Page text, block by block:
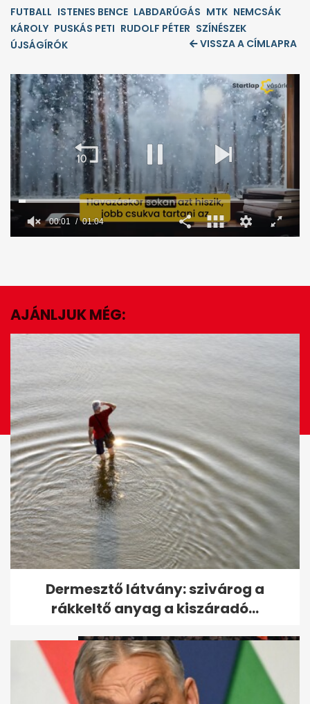
FUTBALL ISTENES BENCE LABDARÚGÁS MTK NEMCSÁK
KÁROLY PUSKÁS PETI RUDOLF PÉTER SZÍNÉSZEK
ÚJSÁGÍRÓK
VISSZA A CÍMLAPRA
minute,
seconds
EZ IS ÉRDEKELHET
Szalai Ádám: "Köszönöm a
rengeteg üzenetet, jól vagyok"
AJÁNLJUK MÉG:
Dermesztő látvány: szivárog a
rákkeltő anyag a kiszáradó...